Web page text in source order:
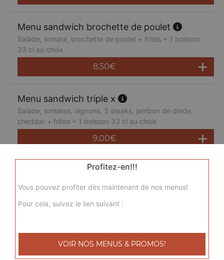
Menu sandwich brochette de poulet
Salade, tomate, brochette de poulet + frites + 1 boisson
33 cl au choix
8.50€
Menu sandwich triple x
Salade, tomates, oignons, 3 steaks, jambon de dinde,
cheddar + frites + 1 boisson 33 cl au choix
9.00€
Menu sandwich tradition
Salade, tomates, oignons, 2 steaks, galette de pommes
de terre, cheddar + frites + 1 boisson 33 cl au choix
Menu sandwich américain
Salade, tomates, oignons, 2 steaks, oeuf, fromage+ frites
Profitez-en!!!
Vous pouvez profiter dès maintenant de nos menus!
Pour cela, suivez le lien suivant :
VOIR NOS MENUS & PROMOS!